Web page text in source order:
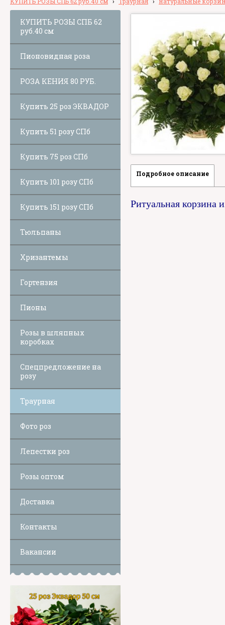
КУПИТЬ РОЗЫ СПБ 62
руб.40 см
Пионовидная роза
РОЗА КЕНИЯ 80 РУБ.
Купить 25 роз ЭКВАДОР
Купить 51 розу СПб
Купить 75 роз СПб
Купить 101 розу СПб
Купить 151 розу СПб
Тюльпаны
Хризантемы
Гортензия
Пионы
Розы в шляпных
коробках
Спецпредложение на
розу
Траурная
Фото роз
Лепестки роз
Розы оптом
Доставка
Контакты
Вакансии
Подробное описание
Ритуальная корзина